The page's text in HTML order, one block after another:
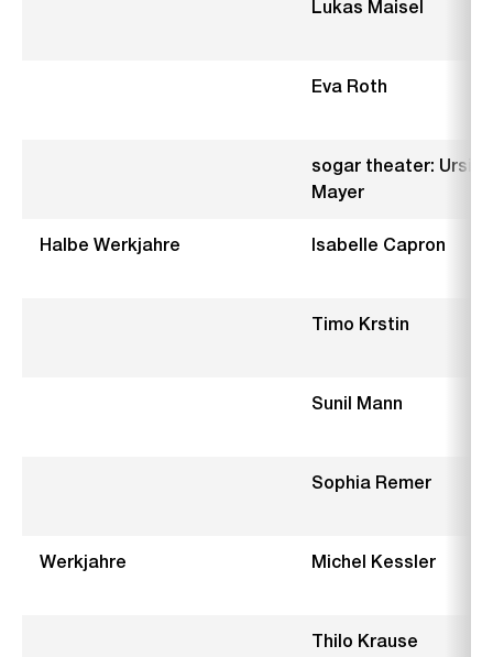
Lukas Maisel
Eva Roth
sogar theater:
Mayer
Halbe Werkjahre Isabelle Capron
Timo Krstin
Sunil Mann
Sophia Remer
Werkjahre Michel Kessler
Thilo Krause